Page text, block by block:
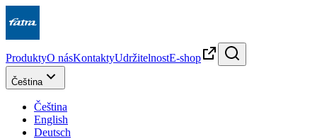
ProduktyO násKontaktyUdržitelnostE-shop
Čeština
Čeština
English
Deutsch